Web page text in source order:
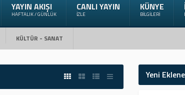
YAYIN AKIŞI
HAFTALIK / GÜNLÜK
CANLI YAYIN
İZLE
KÜNYE
BILGILERI
KÜLTÜR - SANAT
Yeni